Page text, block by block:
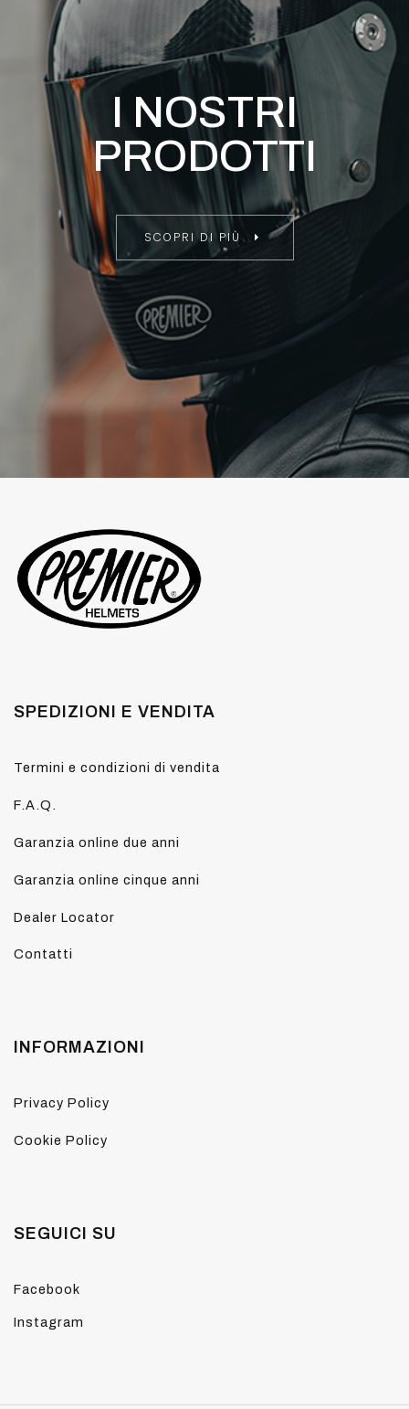
I NOSTRI
PRODOTTI
SCOPRI DI PIÙ
SPEDIZIONI E VENDITA
Termini e condizioni di vendita
F.A.Q.
Garanzia online due anni
Garanzia online cinque anni
Dealer Locator
Contatti
INFORMAZIONI
Privacy Policy
Cookie Policy
SEGUICI SU
Facebook
Instagram